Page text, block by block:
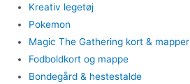
Kreativ legetøj
Pokemon
Magic The Gathering kort & mapper
Fodboldkort og mappe
Bondegård & hestestalde